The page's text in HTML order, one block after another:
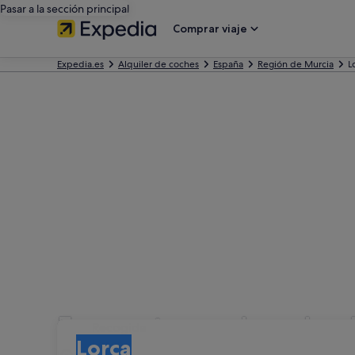
Pasar a la sección principal
Comprar viaje
Expedia.es Alquiler de coches España Región de Murcia
Encuentra coches de
Lorca